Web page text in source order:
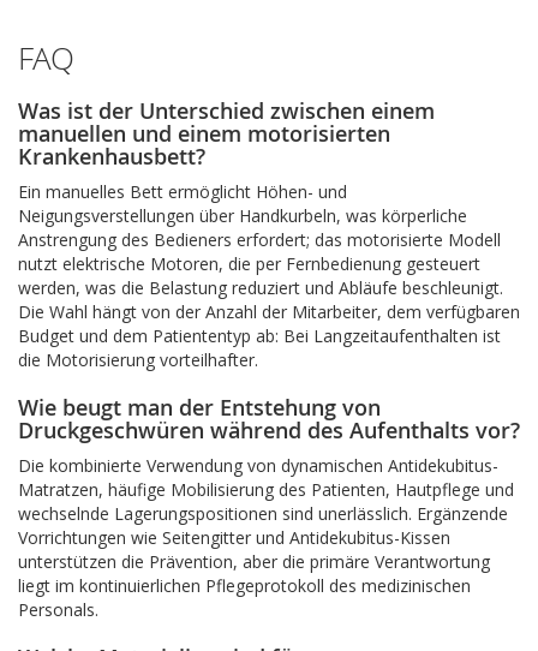
FAQ
Was ist der Unterschied zwischen einem
manuellen und einem motorisierten
Krankenhausbett?
Ein manuelles Bett ermöglicht Höhen- und
Neigungsverstellungen über Handkurbeln, was körperliche
Anstrengung des Bedieners erfordert; das motorisierte Modell
nutzt elektrische Motoren, die per Fernbedienung gesteuert
werden, was die Belastung reduziert und Abläufe beschleunigt.
Die Wahl hängt von der Anzahl der Mitarbeiter, dem verfügbaren
Budget und dem Patiententyp ab: Bei Langzeitaufenthalten ist
die Motorisierung vorteilhafter.
Wie beugt man der Entstehung von
Druckgeschwüren während des Aufenthalts vor?
Die kombinierte Verwendung von dynamischen Antidekubitus-
Matratzen, häufige Mobilisierung des Patienten, Hautpflege und
wechselnde Lagerungspositionen sind unerlässlich. Ergänzende
Vorrichtungen wie Seitengitter und Antidekubitus-Kissen
unterstützen die Prävention, aber die primäre Verantwortung
liegt im kontinuierlichen Pflegeprotokoll des medizinischen
Personals.